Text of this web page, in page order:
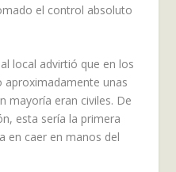
el control absoluto
local advirtió que en los
aproximadamente unas
mayoría eran civiles. De
esta sería la primera
en caer en manos del